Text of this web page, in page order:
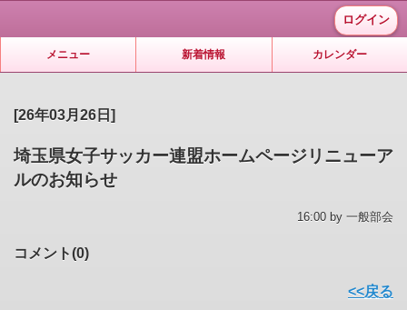
ログイン
メニュー 新着情報 カレンダー
[26年03月26日]
埼玉県女子サッカー連盟ホームページリニューア
ルのお知らせ
16:00 by 一般部会
コメント(0)
<<戻る